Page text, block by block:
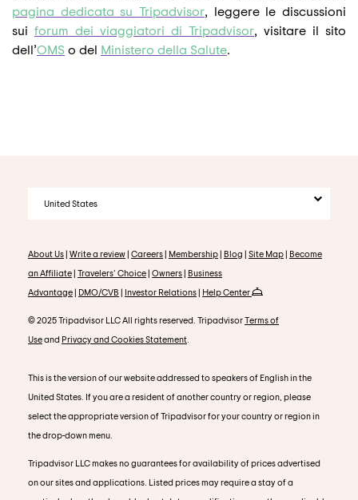
pagina dedicata su Tripadvisor, leggere le discussioni
sui forum dei viaggiatori di Tripadvisor, visitare il sito
dell’OMS o del Ministero della Salute.
United States
About Us| Write a review| Careers| Membership| Blog | Site Map| Become
an Affiliate| Travelers' Choice| Owners| Business
Advantage| DMO/CVB | Investor Relations| Help Center
© 2025 Tripadvisor LLC All rights reserved. TripadvisorTerms of
Useand Privacy and Cookies Statement
This is the version of our website addressed to speakers of English in the
United States. If you are a resident of another country or region, please
select the appropriate version of Tripadvisor for your country or region in
the drop-down menu.
Tripadvisor LLC makes no guarantees for availability of prices advertised
on our sites and applications. Listed prices may require a stay of a